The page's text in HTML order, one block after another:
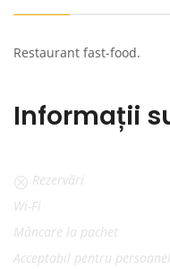
Restaurant fast-food.
Informații
Rezervări
Wi-Fi
Mâncare la pachet
Acceptabil pentru